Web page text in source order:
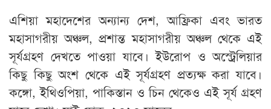
এশিয়া মহাদেশের অন্যান্য দেশ, আফ্রিকা এবং ভারত
মহাসাগরীয় অঞ্চল, প্রশান্ত মহাসাগরীয় অঞ্চল থেকে এই
সূর্যগ্রহণ দেখতে পাওয়া যাবে। ইউরোপ ও অস্ট্রেলিয়ার
কিছু কিছু অংশ থেকে এই সূর্যগ্রহণ প্রত্যক্ষ করা যাবে।
কঙ্গো, ইথিওপিয়া, পাকিস্তান ও চিন থেকেও এই সূর্য গ্রহণ